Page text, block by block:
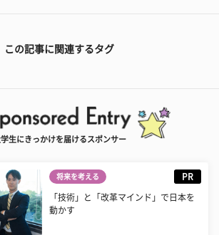
この記事に関連するタグ
生にきっかけを届けるスポンサー
将来を考える PR
「技術」と「改革マインド」で日本を
動かす